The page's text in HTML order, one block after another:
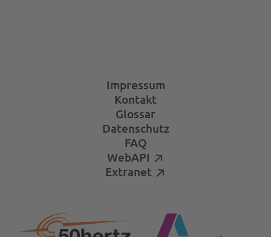
Impressum
Kontakt
Glossar
Datenschutz
FAQ
WebAPI
Extranet